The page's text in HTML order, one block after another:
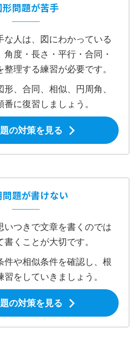
形問題が苦手
人は、図にわかっている
度・長さ・平行・合同・
理する練習が必要です。
、合同、相似、円周角、
に復習しましょう。
の対策を見る
問題が書けない
つきで文章を書くのでは
くことが大切です。
や相似条件を確認し、根
をしていきましょう。
の対策を見る